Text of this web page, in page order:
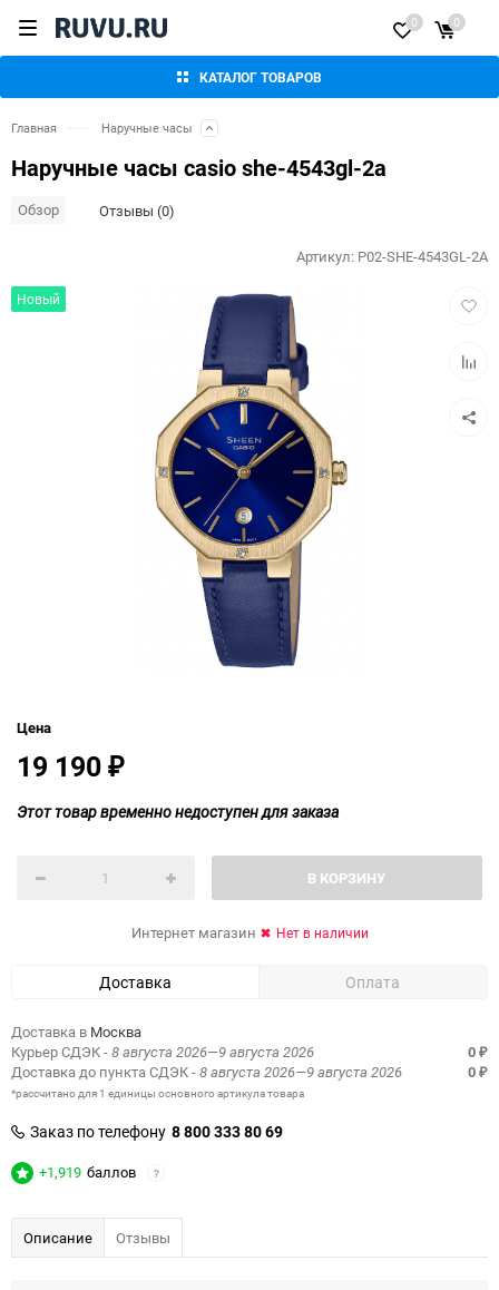
КАТАЛОГ ТОВАРОВ
0 0
Главная Наручные часы
Наручные часы casio she-4543gl-2a
Обзор Отзывы (0)
Новый
Артикул: P02-SHE-4543GL-2A
Цена
19 190 ₽
Этот товар временно недоступен для заказа
В КОРЗИНУ
Интернет магазин Нет в наличии
Доставка Оплата
Доставка в Москва
Курьер СДЭК- 8 августа 2026—9 августа 2026 0 ₽
Доставка до пункта СДЭК- 8 августа 2026—9 августа 2026 0 ₽
*рассчитано для 1 единицы основного артикула товара
Заказ по телефону 8 800 333 80 69
+1,919 баллов ?
Описание Отзывы